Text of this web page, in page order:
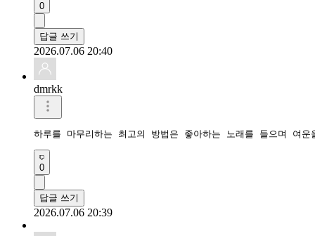
0
답글 쓰기
2026.07.06 20:40
dmrkk
하루를 마무리하는 최고의 방법은 좋아하는 노래를 들으며 여
0
답글 쓰기
2026.07.06 20:39